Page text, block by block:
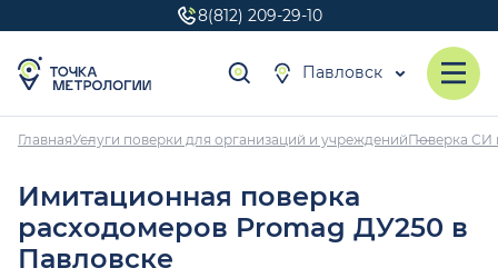
8(812) 209-29-10
Павловск
ГлавнаяУслуги поверки для организаций и учрежденийПоверка СИ
Имитационная поверка
расходомеров Promag ДУ250 в
Павловске